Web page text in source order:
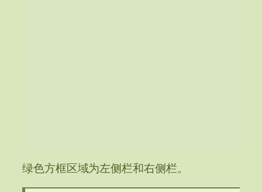
绿色方框区域为左侧栏和右侧栏。